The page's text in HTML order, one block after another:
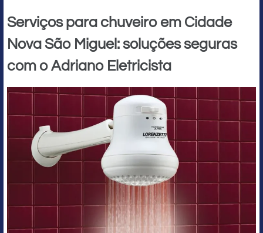
Serviços para chuveiro em Cidade
Nova São Miguel: soluções seguras
com o Adriano Eletricista